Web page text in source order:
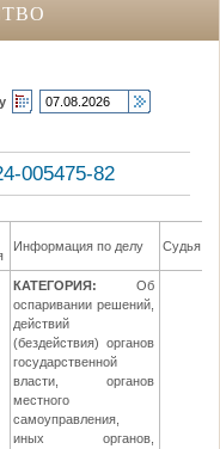
005475-82
Информация по делу Судья
КАТЕГОРИЯ:
Об
оспаривании решений,
действий
(бездействия) органов
государственной
власти, органов
местного
самоуправления,
иных органов,